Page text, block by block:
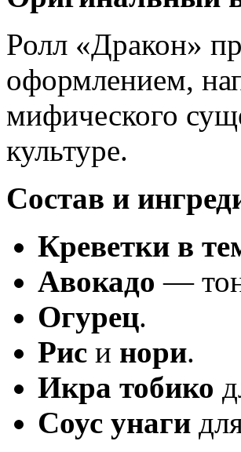
Ролл «Дракон»
оформлением,
мифического
культуре.
Состав и
Креветки в
Авокадо —
Огурец.
Рис и нори.
Икра тобико
Соус унаги